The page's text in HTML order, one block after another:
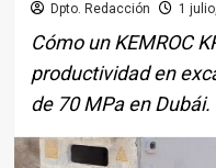
Dpto. Redacción 1
Cómo un KEMROC
productividad en
de 70 MPa en Dubái.